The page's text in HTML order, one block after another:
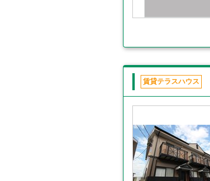
賃貸テラスハウス